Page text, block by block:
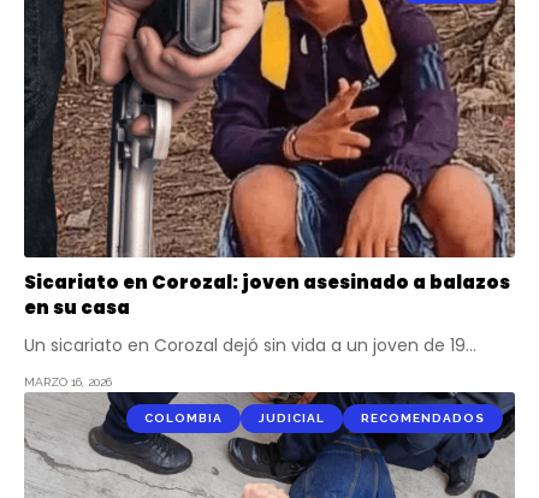
Sicariato en Corozal: joven asesinado a balazos
en su casa
Un sicariato en Corozal dejó sin vida a un joven de 19…
MARZO 16, 2026
COLOMBIA JUDICIAL RECOMENDADOS